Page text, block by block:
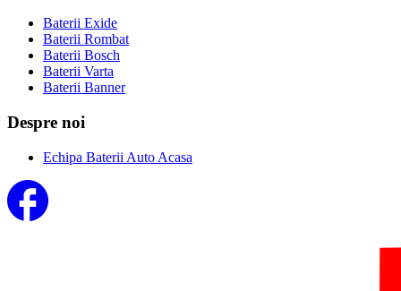
Baterii Exide
Baterii Rombat
Baterii Bosch
Baterii Varta
Baterii Banner
Despre noi
Echipa Baterii Auto Acasa